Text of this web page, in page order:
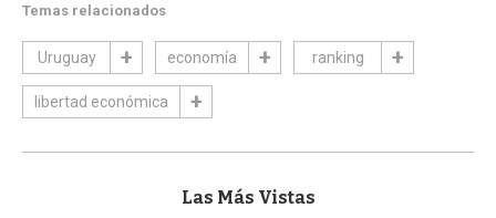
Temas relacionados
Uruguay economía ranking
libertad económica
Las Más Vistas